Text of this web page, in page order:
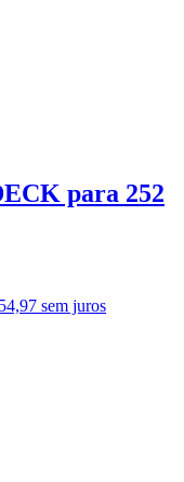
para 252
sem juros